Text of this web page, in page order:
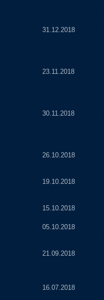
31.12.2018
23.11.2018
30.11.2018
26.10.2018
19.10.2018
15.10.2018
05.10.2018
21.09.2018
16.07.2018